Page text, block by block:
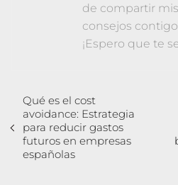
de compartir
consejos
¡Espero que te
Qué es el cost
avoidance: Estrategia
para reducir gastos
futuros en empresas
españolas